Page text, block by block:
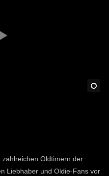
Oldtimern der
Liebhaber und Oldie-Fans vor